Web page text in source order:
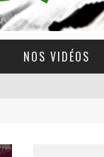
NOS VIDÉOS